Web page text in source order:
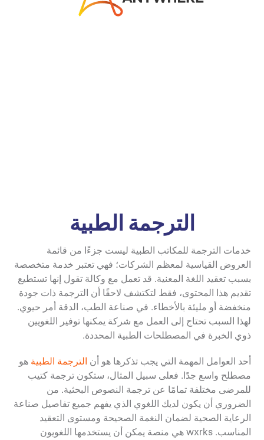
الترجمة الطبية
خدمات الترجمة للمكاتب الطبية ليست جزءًا من قائمة
العروض القياسية لمعظم الشركات؛ فهي تعتبر خدمة متخصصة
بسبب تعقيد اللغة المعنية. قد تعمل مع وكالة تقول إنها تستطيع
تقديم هذا المحتوى، فقط لتكتشف لاحقًا أن الترجمة ذات جودة
منخفضة أو مليئة بالأخطاء. في صناعة الطب، الدقة أمر حيوي.
لهذا السبب تحتاج إلى العمل مع شركة يمكنها توفير اللغويين
ذوي الخبرة في المصطلحات الطبية المحددة.
أحد العوامل المهمة التي يجب تذكرها هو أن الترجمة الطبية هو
مصطلح واسع جدًا. فعلى سبيل المثال، ستكون ترجمة كتيب
للمرضى مختلفة تمامًا عن ترجمة النصوص البحثية. من
الضروري أن يكون لديك اللغوي الذي يفهم جميع تفاصيل صناعة
الرعاية الصحية لضمان النغمة الصحيحة ومستوى التعقيد
المناسب. wxrks هي منصة يمكن أن يستخدمها اللغويون